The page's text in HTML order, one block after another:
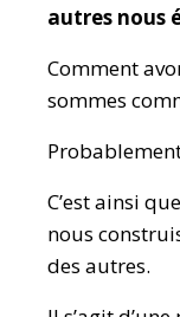
autres nous
Comment
sommes
C’est ainsi
nous
des autres.